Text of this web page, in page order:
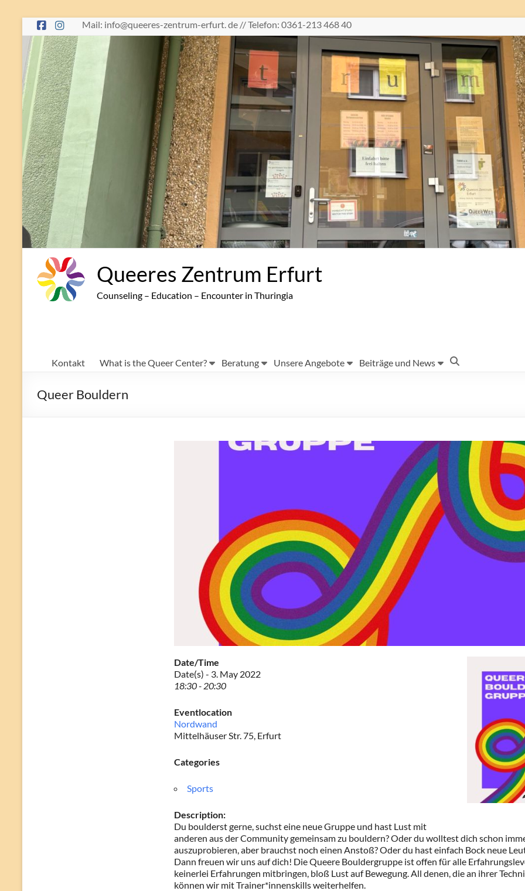
Skip
to
content
Mail: info@queeres-zentrum-erfurt. de // Telefon: 0361-213 468 40
Queeres Zentrum Erfurt
Counseling – Education – Encounter in Thuringia
Kontakt What is the Queer Center? Beratung Unsere Angebote Beiträge und News
Queer Bouldern
Date/Time
Date(s) - 3. May 2022
18:30 - 20:30
Eventlocation
Nordwand
Mittelhäuser Str. 75, Erfurt
Categories
Sports
Description:
Du boulderst gerne, suchst eine neue Gruppe und hast Lust mit
anderen aus der Community gemeinsam zu bouldern? Oder du wolltest dich schon
auszuprobieren, aber brauchst noch einen Anstoß? Oder du hast einfach Bock neue
Dann freuen wir uns auf dich! Die Queere Bouldergruppe ist offen für alle
keinerlei Erfahrungen mitbringen, bloß Lust auf Bewegung. All denen, die an ihrer
können wir mit Trainer*innenskills weiterhelfen.